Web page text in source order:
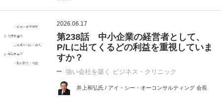
2026.06.17
第238話 中小企業の経営者として、
P/Lに出てくるどの利益を重視していま
すか？
強い会社を築く ビジネス・クリニック
井上和弘氏 / アイ・シー・オーコンサルティング 会長